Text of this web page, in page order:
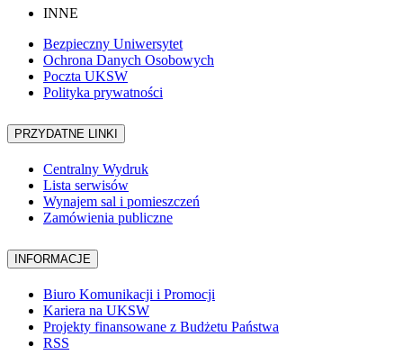
INNE
Bezpieczny Uniwersytet
Ochrona Danych Osobowych
Poczta UKSW
Polityka prywatności
PRZYDATNE LINKI
Centralny Wydruk
Lista serwisów
Wynajem sal i pomieszczeń
Zamówienia publiczne
INFORMACJE
Biuro Komunikacji i Promocji
Kariera na UKSW
Projekty finansowane z Budżetu Państwa
RSS